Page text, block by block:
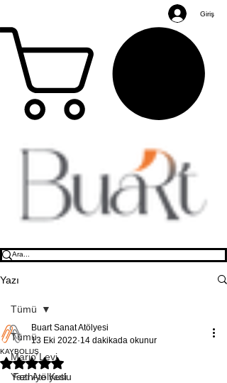
Giriş
Yazı
Tümü
Mario Levi
Yazı Atölyesi
Tümü
KAYBOLUŞ
Buart Sanat Atölyesi
13 Eki 2022 14 dakikada okunur
5 üzerinden NaN yıldız
Fethiye Kutlu